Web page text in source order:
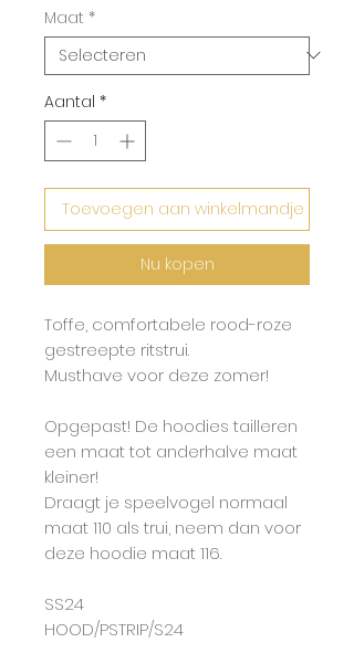
Maat *
Aantal *
Toevoegen aan winkelmandje
Nu kopen
Toffe, comfortabele rood-roze
gestreepte ritstrui.
Musthave voor deze zomer!
Opgepast! De hoodies tailleren
een maat tot anderhalve maat
kleiner!
Draagt je speelvogel normaal
maat 110 als trui, neem dan voor
deze hoodie maat 116.
SS24
HOOD/PSTRIP/S24